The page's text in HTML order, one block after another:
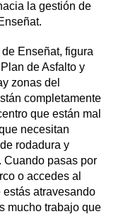
la gestión de
Enseñat, figura
de Asfalto y
zonas del
completamente
que están mal
necesitan
rodadura y
Cuando pasas por
o accedes al
atravesando
mucho trabajo que